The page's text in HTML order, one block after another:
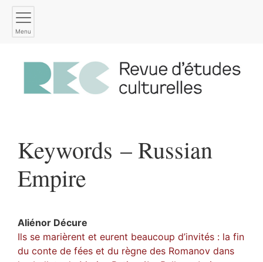
Menu
Keywords – Russian
Empire
Aliénor Décure
Ils se marièrent et eurent beaucoup d’invités : la fin
du conte de fées et du règne des Romanov dans